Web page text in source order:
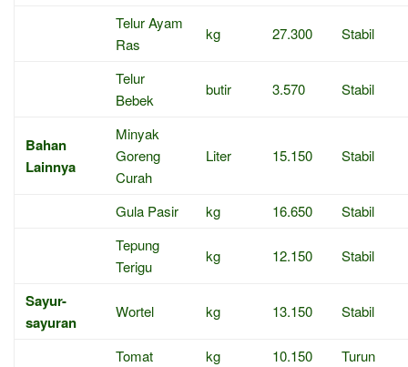
Telur Ayam
Ras
kg 27.300 Stabil
Telur
Bebek
butir 3.570 Stabil
Bahan
Lainnya
Minyak
Goreng
Curah
Liter 15.150 Stabil
Gula Pasir kg 16.650
Stabil
Tepung
Terigu
kg 12.150 Stabil
Sayur-
sayuran
Wortel kg 13.150 Stabil
Tomat kg 10.150
Turun